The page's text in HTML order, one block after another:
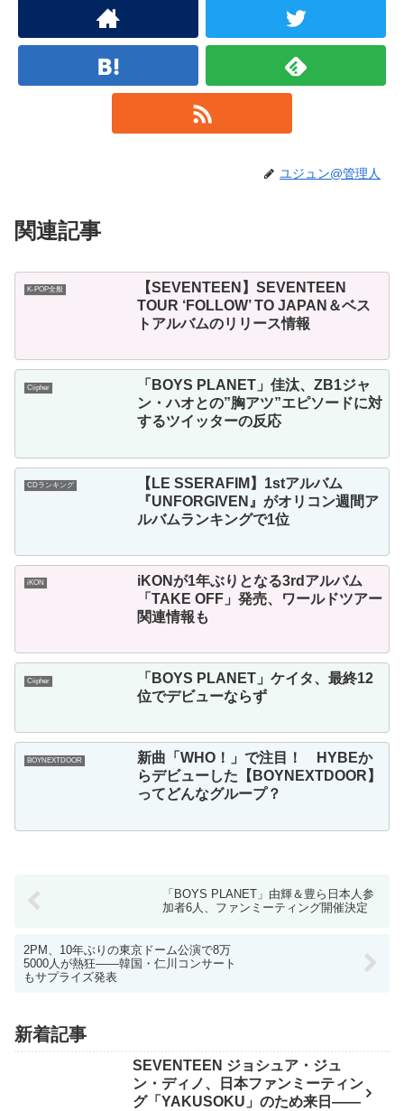
ユジュン@管理人
関連記事
K-POP全般
【SEVENTEEN】SEVENTEEN
TOUR ‘FOLLOW’ TO JAPAN＆ベス
トアルバムのリリース情報
Ciipher
「BOYS PLANET」佳汰、ZB1ジャ
ン・ハオとの”胸アツ”エピソードに対
するツイッターの反応
CDランキング
【LE SSERAFIM】1stアルバム
『UNFORGIVEN』がオリコン週間ア
ルバムランキングで1位
iKON
iKONが1年ぶりとなる3rdアルバム
「TAKE OFF」発売、ワールドツアー
関連情報も
Ciipher
「BOYS PLANET」ケイタ、最終12
位でデビューならず
BOYNEXTDOOR
新曲「WHO！」で注目！ HYBEか
らデビューした【BOYNEXTDOOR】
ってどんなグループ？
「BOYS PLANET」由輝＆豊ら日本人参
加者6人、ファンミーティング開催決定
2PM、10年ぶりの東京ドーム公演で8万
5000人が熱狂——韓国・仁川コンサート
もサプライズ発表
新着記事
SEVENTEEN ジョシュア・ジュ
ン・ディノ、日本ファンミーティン
グ「YAKUSOKU」のため来日——